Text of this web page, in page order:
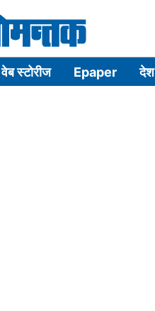
वेब स्टोरीज Epaper देश